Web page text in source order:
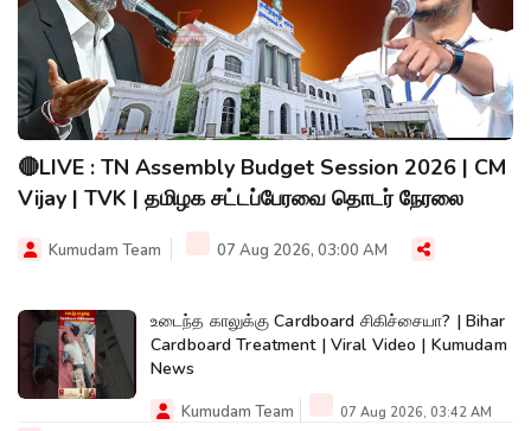
🔴LIVE : TN Assembly Budget Session 2026 | CM
Vijay | TVK | தமிழக சட்டப்பேரவை தொடர் நேரலை
Kumudam Team 07 Aug 2026, 03:00 AM
உடைந்த காலுக்கு Cardboard சிகிச்சையா? | Bihar
Cardboard Treatment | Viral Video | Kumudam
News
Kumudam Team 07 Aug 2026, 03:42 AM